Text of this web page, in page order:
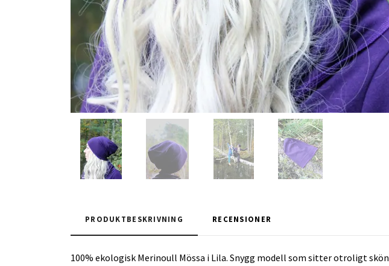
PRODUKTBESKRIVNING RECENSIONER
100% ekologisk Merinoull Mössa i Lila. Snygg modell som sitter otroligt